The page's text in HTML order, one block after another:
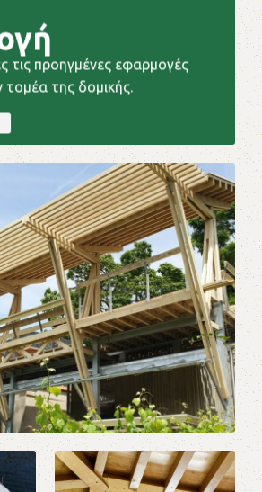
τις προηγμένες εφαρμογές
τομέα της δομικής.